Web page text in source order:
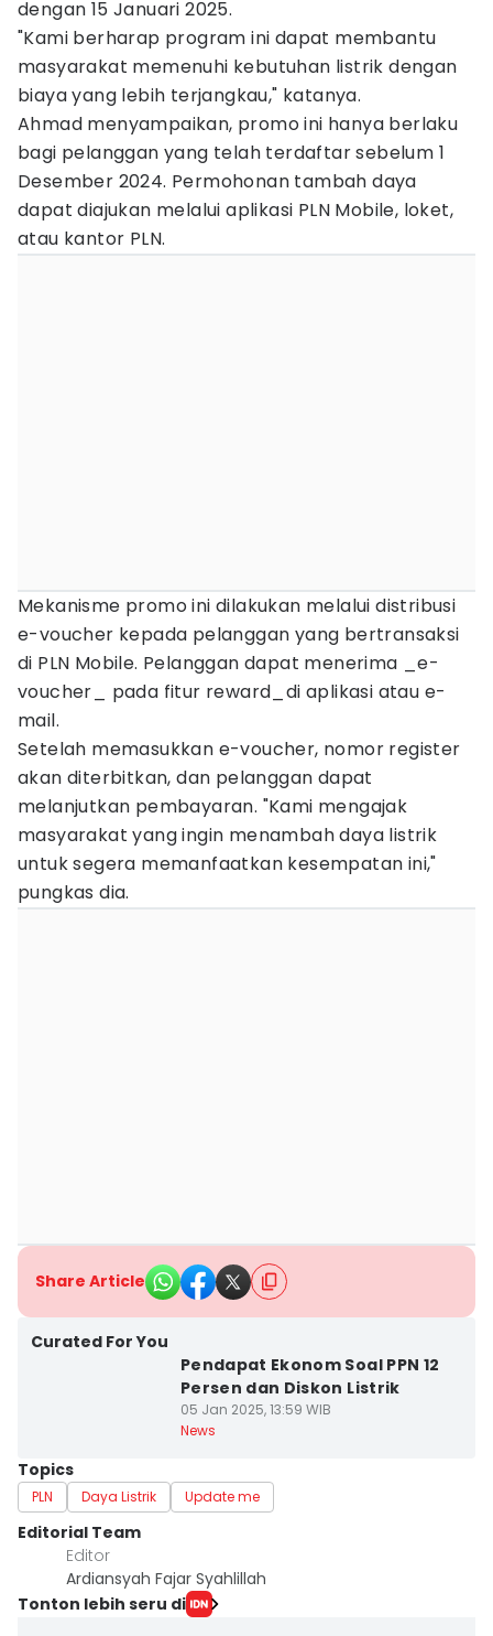
dengan 15 Januari 2025.
"Kami berharap program ini dapat membantu
masyarakat memenuhi kebutuhan listrik dengan
biaya yang lebih terjangkau," katanya.
Ahmad menyampaikan, promo ini hanya berlaku
bagi pelanggan yang telah terdaftar sebelum 1
Desember 2024. Permohonan tambah daya
dapat diajukan melalui aplikasi PLN Mobile, loket,
atau kantor PLN.
Mekanisme promo ini dilakukan melalui distribusi
e-voucher kepada pelanggan yang bertransaksi
di PLN Mobile. Pelanggan dapat menerima _e-
voucher_ pada fitur reward_di aplikasi atau e-
mail.
Setelah memasukkan e-voucher, nomor register
akan diterbitkan, dan pelanggan dapat
melanjutkan pembayaran. "Kami mengajak
masyarakat yang ingin menambah daya listrik
untuk segera memanfaatkan kesempatan ini,"
pungkas dia.
Share Article
Curated For You
Pendapat Ekonom Soal PPN 12
Persen dan Diskon Listrik
05 Jan 2025, 13:59 WIB
News
Topics
PLN Daya Listrik Update me
Editorial Team
Editor
Ardiansyah Fajar Syahlillah
Tonton lebih seru di